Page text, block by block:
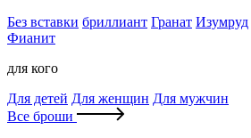
Без вставки бриллиант Гранат Изумруд
Фианит
для кого
Для детей Для женщин Для мужчин
Все броши